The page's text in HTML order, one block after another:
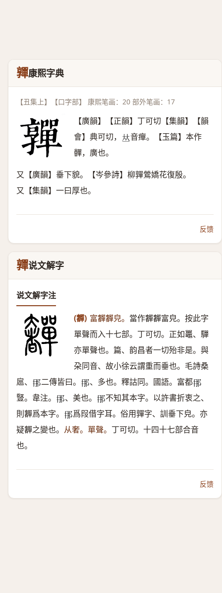
嚲康熙字典
【丑集上】【口字部】 康熙笔画：20 部外笔画：17
【廣韻】【正韻】丁可切【集韻】【韻
會】典可切， 𠀤音癉。【玉篇】本作
䯬，廣也。
又【廣韻】垂下貌。【岑參詩】柳嚲鶯嬌花復殷。
又【集韻】一曰厚也。
反馈
嚲说文解字
说文解字注
(奲) 富奲奲皃。 當作奲奲富皃。按此字
單聲而入十七部。丁可切。正如鼉、驒
亦單聲也。篇、韵昌者一切殆非是。與
朶同音、故小徐云謂重而垂也。毛詩桑
扈、 𨙻 二傳皆曰。 𨙻 、多也。釋詁同。國語。富都𨙻
豎。韋注。 𨙻 、美也。 𨙻 不知其本字。以許書折衷之、
則奲爲本字。 𨙻 爲叚借字耳。俗用嚲字、訓垂下皃。亦
疑奲之變也。 从奢。單聲。 丁可切。十四十七部合音
也。
反馈